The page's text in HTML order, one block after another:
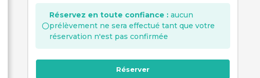
Réservez en toute confiance : aucun
prélèvement ne sera effectué tant que votre
réservation n'est pas confirmée
Réserver